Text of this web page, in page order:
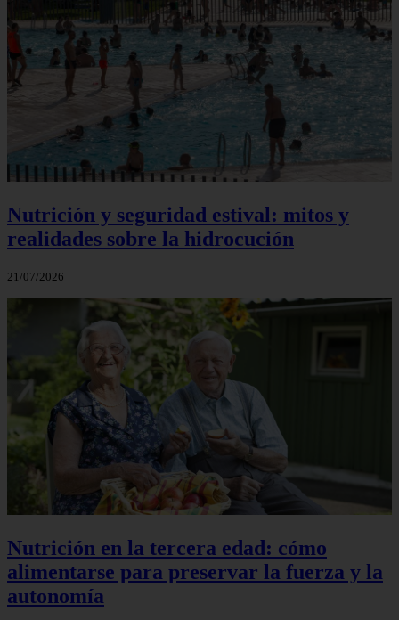
Nutrición y seguridad estival: mitos y
realidades sobre la hidrocución
21/07/2026
Nutrición en la tercera edad: cómo
alimentarse para preservar la fuerza y la
autonomía